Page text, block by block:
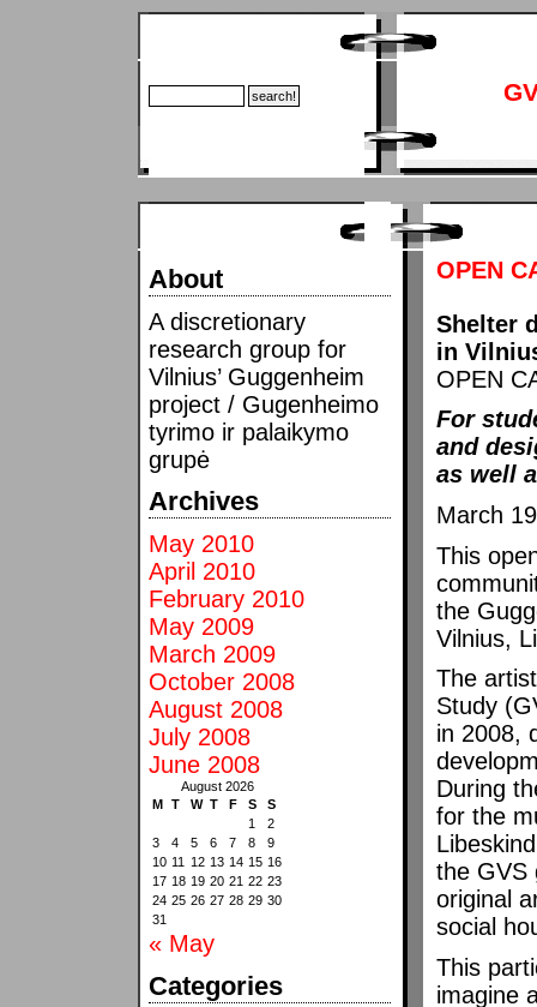
About
A discretionary
research group for
Vilnius’ Guggenheim
project / Gugenheimo
tyrimo ir palaikymo
grupė
Archives
May 2010
April 2010
February 2010
May 2009
March 2009
October 2008
August 2008
July 2008
June 2008
August 2026
M
T W T F S
S
1
2
3
4 5 6 7 8
9
10 11 12 13 14 15 16
17 18 19 20 21 22 23
24 25 26 27 28 29 30
31
« May
Categories
OPEN
Shelter
in
OPEN
For
and
as well
March
This
the
Vilnius,
The
Study
in 2008,
During
for the
the GVS
original
social
This
imagine